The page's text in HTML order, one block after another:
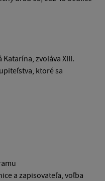
zvoláva XIII.
ktoré sa
a zapisovateľa, voľba